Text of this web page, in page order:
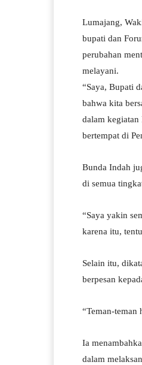
Lumajang,
bupati dan
perubahan
melayani.
“Saya, Bupati
bahwa kita
dalam kegiatan
bertempat di
Bunda Indah
di semua
“Saya yakin
karena itu,
Selain itu,
berpesan
“Teman-teman
Ia
dalam